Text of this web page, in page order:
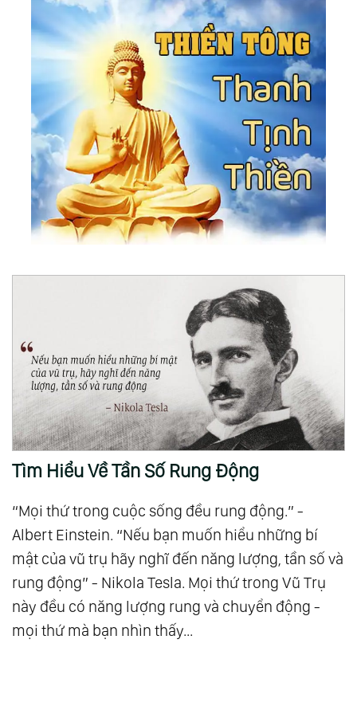
Suy Ngẫm 12: Chưa Tu Chấp Kiểu Đời, Tu Rồi
Chấp Kiểu Đạo
112.Suy Ngẫm 13: Quy Luật Cân Bằng
113.
Suy Ngẫm 14: Giàu Có Là Khi Tâm Biết Đủ
114.Suy Ngẫm 15: Làm Mà Không Quan Tâm
115.Suy Ngẫm 16: Người Đã Lành - Không Có Gì
Là Không Thể Nói
116. Suy Ngẫm 17: Khi Ta Trưởng Thành
117.Suy Ngẫm 18: Hành Trình Chữa Lành
Suy Ngẫm 19: Tan Chảy Để Trở Về Đại Dương
Suy Ngẫm 20: Trở Thành Tình Yêu
Suy Ngẫm 21: Tình Yêu Vô Điều Kiện
122.
Suy Ngẫm 22: Tình Yêu Của Tạo Hóa - Không
Thiên Vị, Không Phân Biệt
123.Suy Ngẫm 23: Khi Tình Yêu Với Chính Mình
Chưa Đủ
124.Suy Ngẫm 24: Tình Yêu Thì Không Có Bài Xích
125. Suy Ngẫm 25: Từ Bi Với Chính Mình - Cội
126.Suy Ngẫm 26: Giá Trị Sống - Thước Đo Của
Tầng 4: Giác Ngộ
128.
Suy Ngẫm 27: Đạo Của Tự Nhiên
129. Suy Ngẫm 28: Một Chữ Hòa
Tìm Hiểu Về Tần Số Rung Động
“Mọi thứ trong cuộc sống đều rung động.” -
Albert Einstein. “Nếu bạn muốn hiểu những bí
mật của vũ trụ hãy nghĩ đến năng lượng, tần số và
rung động” - Nikola Tesla. Mọi thứ trong Vũ Trụ
này đều có năng lượng rung và chuyển động -
mọi thứ mà bạn nhìn thấy...